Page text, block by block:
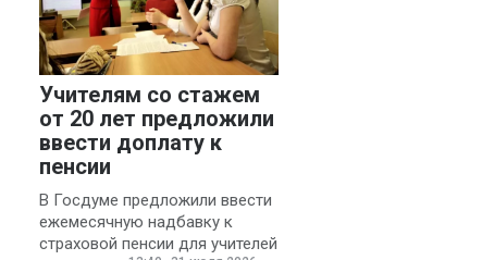
Учителям со стажем
от 20 лет предложили
ввести доплату к
пенсии
В Госдуме предложили ввести
ежемесячную надбавку к
страховой пенсии для учителей